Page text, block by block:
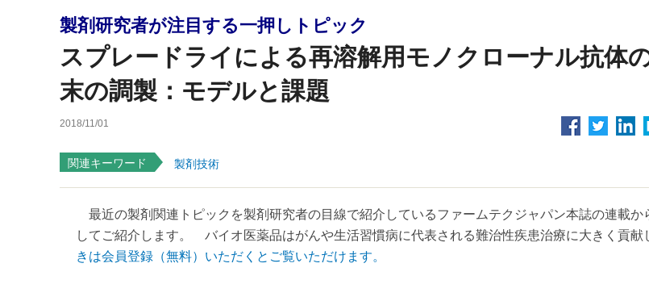
製剤研究者が注目する一押しトピック
スプレードライによる再溶解用モノクローナル抗体
末の調製：モデルと課題
2018/11/01
関連キーワード 製剤技術
最近の製剤関連トピックを製剤研究者の目線で紹介しているファームテクジャパン本誌の連載か
してご紹介します。 バイオ医薬品はがんや生活習慣病に代表される難治性疾患治療に大きく貢献
きは会員登録（無料）いただくとご覧いただけます。